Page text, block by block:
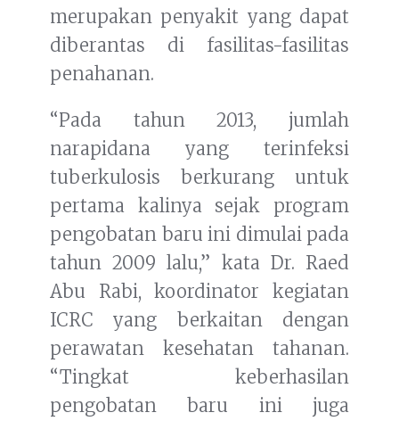
merupakan penyakit yang dapat
diberantas di fasilitas-fasilitas
penahanan.
“Pada tahun 2013, jumlah
narapidana yang terinfeksi
tuberkulosis berkurang untuk
pertama kalinya sejak program
pengobatan baru ini dimulai pada
tahun 2009 lalu,” kata Dr. Raed
Abu Rabi, koordinator kegiatan
ICRC yang berkaitan dengan
perawatan kesehatan tahanan.
“Tingkat keberhasilan
pengobatan baru ini juga